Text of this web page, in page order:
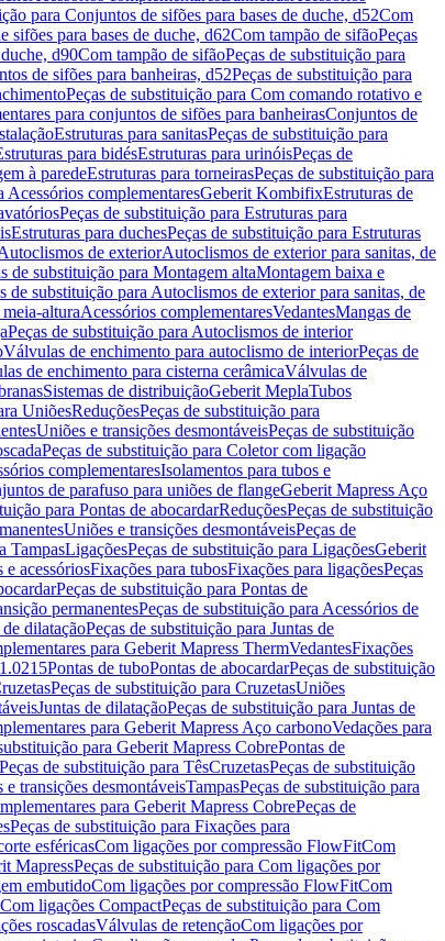
para Conjuntos de sifões para bases de duche, d52Com
sifões para bases de duche, d62Com tampão de sifãoPeças
d90Com tampão de sifãoPeças de substituição para
de sifões para banheiras, d52Peças de substituição para
Peças de substituição para Com comando rotativo e
para conjuntos de sifões para banheirasConjuntos de
Estruturas para sanitasPeças de substituição para
para bidésEstruturas para urinóisPeças de
à paredeEstruturas para torneirasPeças de substituição para
Acessórios complementaresGeberit KombifixEstruturas de
Peças de substituição para Estruturas para
Estruturas para duchesPeças de substituição para Estruturas
de exteriorAutoclismos de exterior para sanitas, de
de substituição para Montagem altaMontagem baixa e
de substituição para Autoclismos de exterior para sanitas, de
alturaAcessórios complementaresVedantesMangas de
Peças de substituição para Autoclismos de interior
Válvulas de enchimento para autoclismo de interiorPeças de
de enchimento para cisterna cerâmicaVálvulas de
Sistemas de distribuiçãoGeberit MeplaTubos
UniõesReduçõesPeças de substituição para
Uniões e transições desmontáveisPeças de substituição
Peças de substituição para Coletor com ligação
complementaresIsolamentos para tubos e
de parafuso para uniões de flangeGeberit Mapress Aço
para Pontas de abocardarReduçõesPeças de substituição
Uniões e transições desmontáveisPeças de
TampasLigaçõesPeças de substituição para LigaçõesGeberit
e acessóriosFixações para tubosFixações para ligaçõesPeças
Peças de substituição para Pontas de
permanentesPeças de substituição para Acessórios de
de dilataçãoPeças de substituição para Juntas de
para Geberit Mapress ThermVedantesFixações
Pontas de tuboPontas de abocardarPeças de substituição
Peças de substituição para CruzetasUniões
Juntas de dilataçãoPeças de substituição para Juntas de
para Geberit Mapress Aço carbonoVedações para
para Geberit Mapress CobrePontas de
Peças de substituição para TêsCruzetasPeças de substituição
transições desmontáveisTampasPeças de substituição para
para Geberit Mapress CobrePeças de
Peças de substituição para Fixações para
esféricasCom ligações por compressão FlowFitCom
MapressPeças de substituição para Com ligações por
embutidoCom ligações por compressão FlowFitCom
Com ligações CompactPeças de substituição para Com
roscadasVálvulas de retençãoCom ligações por